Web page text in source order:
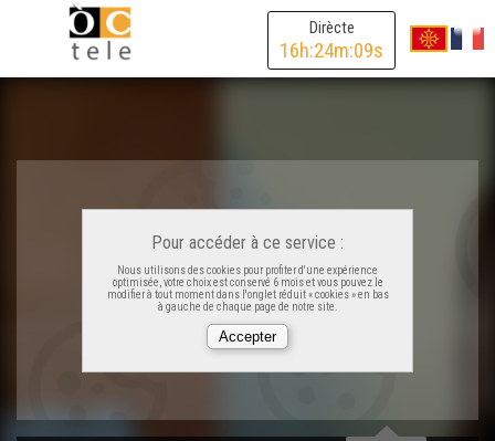
Dirècte
16h:24m:09s
Pour accéder à ce service :
Nous utilisons des cookies pour profiter d'une expérience
optimisée, votre choix est conservé 6 mois et vous pouvez le
modifier à tout moment dans l'onglet réduit « cookies » en bas
à gauche de chaque page de notre site.
Las monedas locaus - 4 minutas